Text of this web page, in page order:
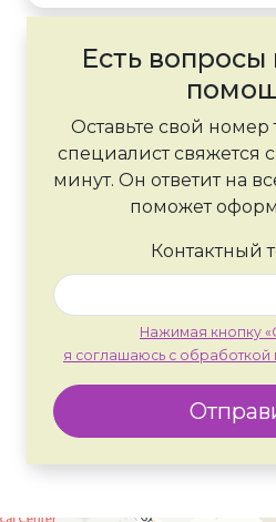
Есть
Оставьте свой
специалист свяжется
минут. Он ответит на
поможет
Контактный
Нажимая кнопку
я соглашаюсь с обработкой